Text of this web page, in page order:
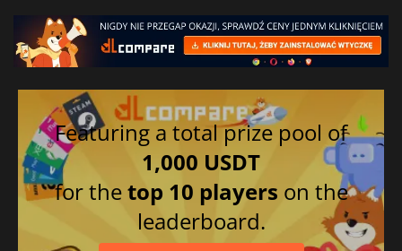
Featuring a total prize pool of
1,000 USDT
for thetop 10 players on the
leaderboard.